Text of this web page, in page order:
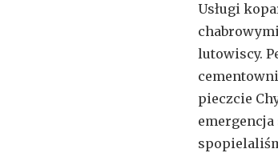
Usługi
lutowiscy.
pieczcie